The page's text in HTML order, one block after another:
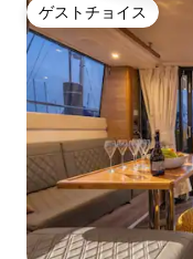
ゲストチョイス
ゲストチョイス